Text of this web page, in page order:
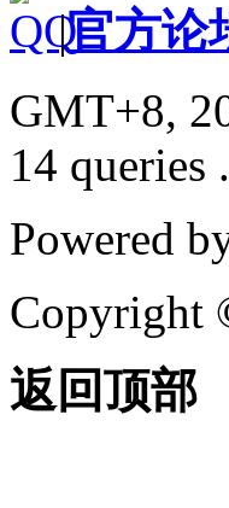
|官方论
GMT+8,
14 queries .
Powered
Copyright
返回顶部